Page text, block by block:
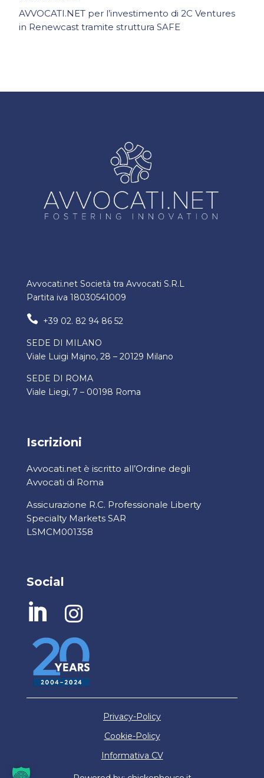
AVVOCATI.NET per l’investimento di 2C Ventures
in Renewcast tramite struttura SAFE
Avvocati.net Società tra Avvocati S.R.L
Partita iva 18030541009
 +39 02. 82 94 86 52
SEDE DI MILANO
Viale Luigi Majno, 28 – 20129 Milano
SEDE DI ROMA
Viale Liegi, 7 – 00198 Roma
Iscrizioni
Avvocati.net è iscritto all’Ordine degli
Avvocati di Roma
Assicurazione R.C. Professionale Liberty
Specialty Markets SAR
LSMCM001358
Social
 
Privacy-Policy
Cookie-Policy
Informativa CV